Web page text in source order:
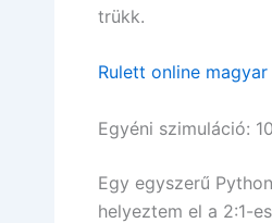
trükk.
Rulett online
Egyéni szimuláció:
Egy egyszerű
helyeztem el a 2:1-